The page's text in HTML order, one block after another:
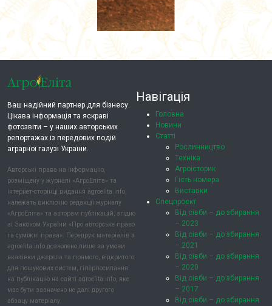
Ваш надійний партнер для бізнесу.
Цікава інформація та яскраві
фотозвіти – у наших авторських
репортажах із передових подій
аграрної галузі України.
Авторські права на інформацію,
розміщену у журналі «АгроЕліта» та
інтернет-сторінці видання agroelita.info,
належать виключно редакції журналу
«АгроЕліта» та авторам публікацій, згідно
зі Законом України «Про авторське право
та суміжні права». Передрук матеріалів з
agroelita.info дозволено лише за умови
вказівки джерела та прямого, відкритого
для пошукових систем, гіперпосилання
на публікацію на сайті agroelita.info, яке
має бути зазначено не далі другого
абзацу матеріалу.
Навігація
Головна
Новини
Статті
Рослинництво
Техніка
Агроісторик
Гість номера
Виставки
Спецпроєкт
Від сівби – до збирання
– 2023
Від сівби – до збирання
– 2021
Від сівби – до збирання
– 2020
Від сівби – до збирання
– 2017
Від сівби – до збирання